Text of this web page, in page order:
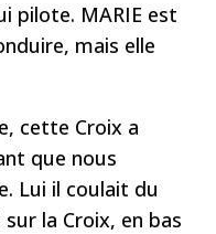
pilote. MARIE est
mais elle
cette Croix a
que nous
Lui il coulait du
la Croix, en bas